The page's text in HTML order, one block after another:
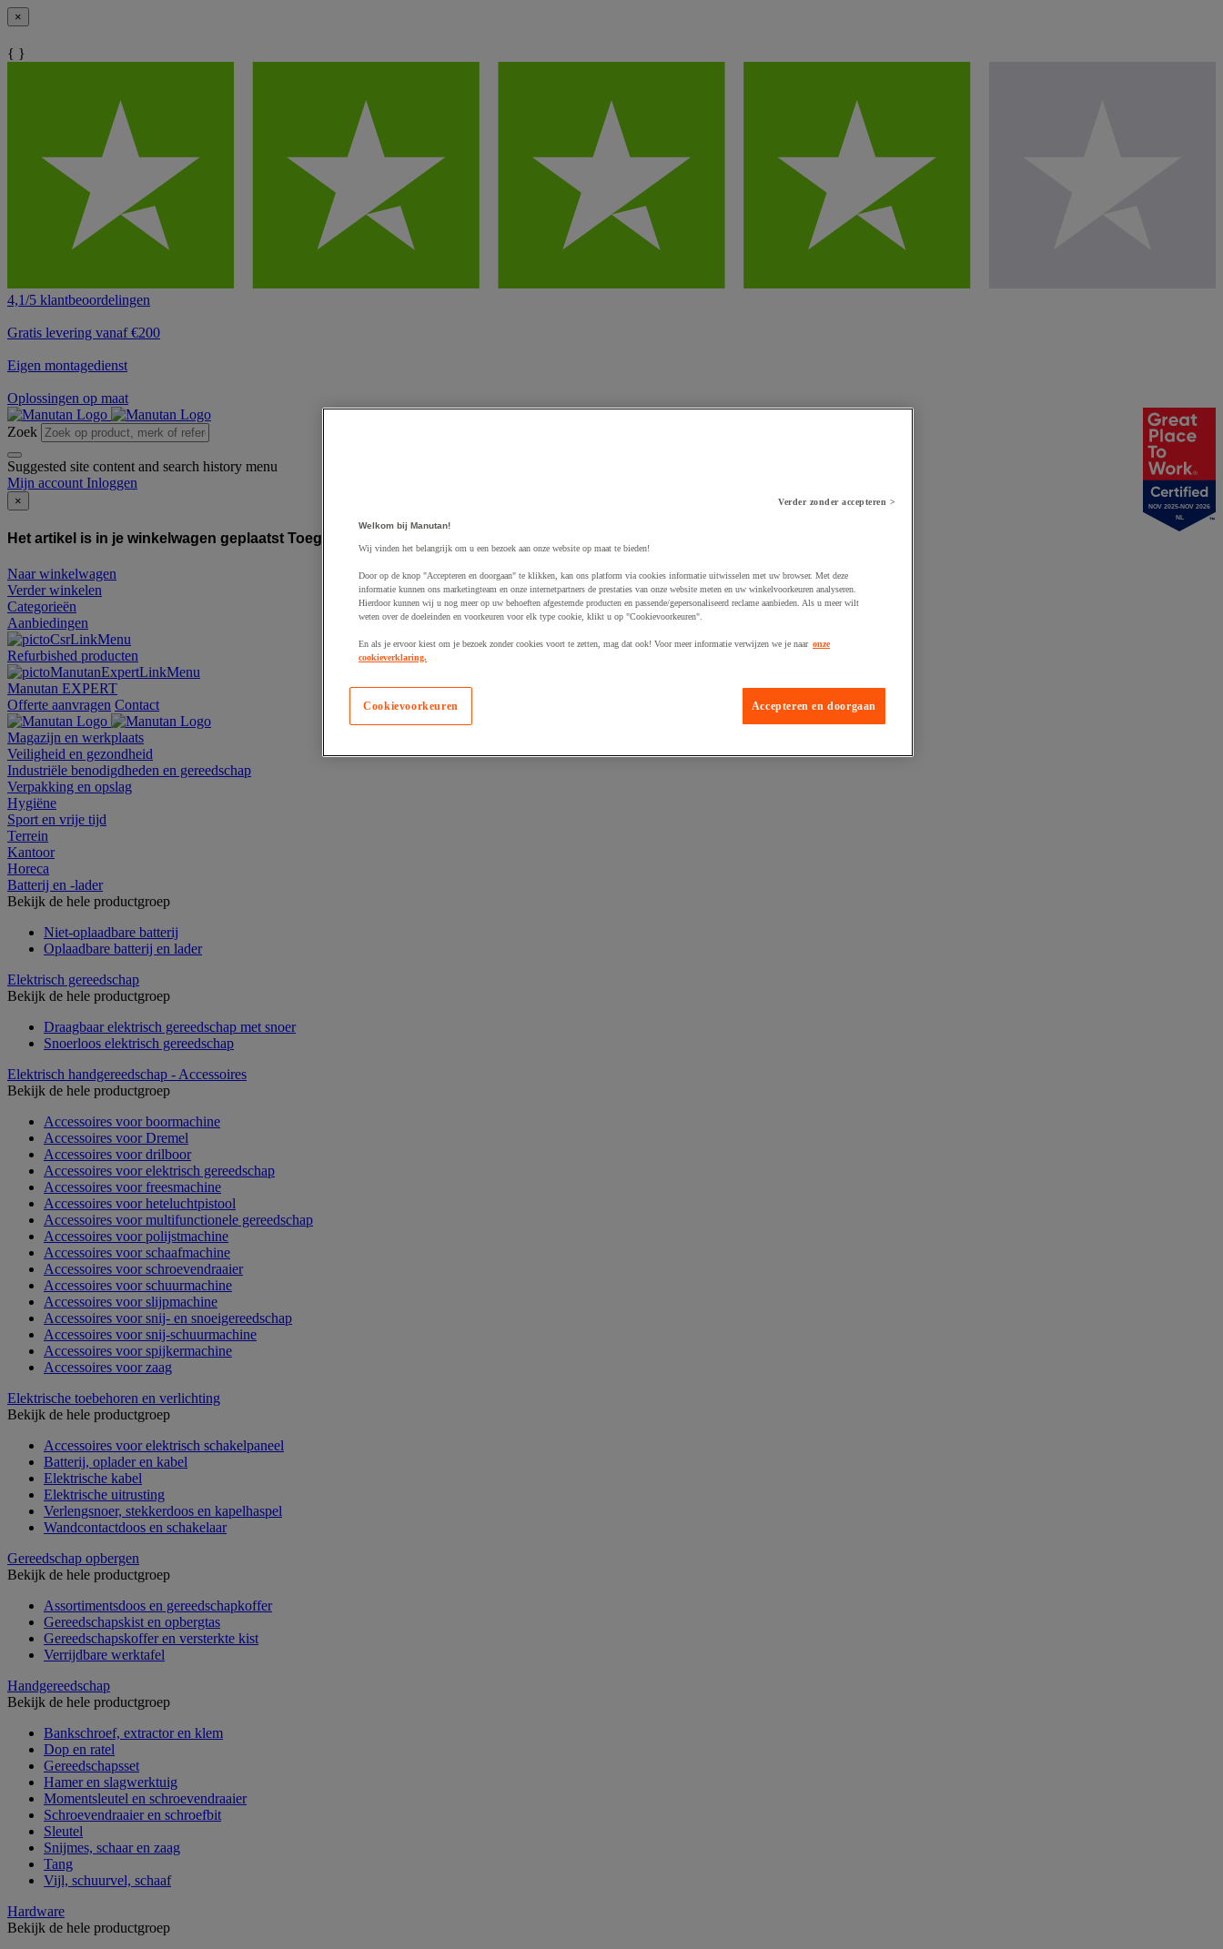
×
{ }
4,1/5 klantbeoordelingen
Gratis levering vanaf €200
Eigen montagedienst
Oplossingen op maat
Zoek
Suggested site content and search history menu
Mijn account Inloggen
×
Het artikel is in je winkelwagen geplaatst Toegevoegd aan winkelwagen
Naar winkelwagen
Verder winkelen
Categorieën
Aanbiedingen
Refurbished producten
Manutan EXPERT
Offerte aanvragen Contact
Magazijn en werkplaats
Veiligheid en gezondheid
Industriële benodigdheden en gereedschap
Verpakking en opslag
Hygiëne
Sport en vrije tijd
Terrein
Kantoor
Horeca
Batterij en -lader
Bekijk de hele productgroep
Niet-oplaadbare batterij
Oplaadbare batterij en lader
Elektrisch gereedschap
Bekijk de hele productgroep
Draagbaar elektrisch gereedschap met snoer
Snoerloos elektrisch gereedschap
Elektrisch handgereedschap - Accessoires
Bekijk de hele productgroep
Accessoires voor boormachine
Accessoires voor Dremel
Accessoires voor drilboor
Accessoires voor elektrisch gereedschap
Accessoires voor freesmachine
Accessoires voor heteluchtpistool
Accessoires voor multifunctionele gereedschap
Accessoires voor polijstmachine
Accessoires voor schaafmachine
Accessoires voor schroevendraaier
Accessoires voor schuurmachine
Accessoires voor slijpmachine
Accessoires voor snij- en snoeigereedschap
Accessoires voor snij-schuurmachine
Accessoires voor spijkermachine
Accessoires voor zaag
Elektrische toebehoren en verlichting
Bekijk de hele productgroep
Accessoires voor elektrisch schakelpaneel
Batterij, oplader en kabel
Elektrische kabel
Elektrische uitrusting
Verlengsnoer, stekkerdoos en kapelhaspel
Wandcontactdoos en schakelaar
Gereedschap opbergen
Bekijk de hele productgroep
Assortimentsdoos en gereedschapkoffer
Gereedschapskist en opbergtas
Gereedschapskoffer en versterkte kist
Verrijdbare werktafel
Handgereedschap
Bekijk de hele productgroep
Bankschroef, extractor en klem
Dop en ratel
Gereedschapsset
Hamer en slagwerktuig
Momentsleutel en schroevendraaier
Schroevendraaier en schroefbit
Sleutel
Snijmes, schaar en zaag
Tang
Vijl, schuurvel, schaaf
Hardware
Bekijk de hele productgroep
NOV 2025-NOV 2026
NL
Verder zonder accepteren >
Welkom bij Manutan!
Wij vinden het belangrijk om u een bezoek aan onze website op maat te bieden!
Door op de knop "Accepteren en doorgaan" te klikken, kan ons platform via cookies informatie uitwisselen met uw browser. Met deze
informatie kunnen ons marketingteam en onze internetpartners de prestaties van onze website meten en uw winkelvoorkeuren analyseren.
Hierdoor kunnen wij u nog meer op uw behoeften afgestemde producten en passende/gepersonaliseerd reclame aanbieden. Als u meer wilt
weten over de doeleinden en voorkeuren voor elk type cookie, klikt u op "Cookievoorkeuren".
En als je ervoor kiest om je bezoek zonder cookies voort te zetten, mag dat ook! Voor meer informatie verwijzen we je naar onze
cookieverklaring.
Accepteren en doorgaan
Cookievoorkeuren